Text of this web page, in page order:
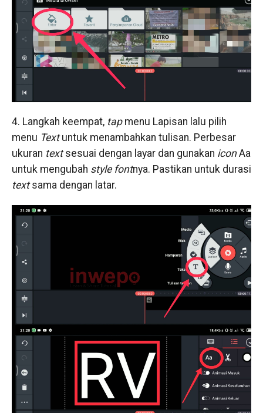
4. Langkah keempat, tapmenu Lapisan lalu pilih
menu Textuntuk menambahkan tulisan. Perbesar
ukuran textsesuai dengan layar dan gunakan iconAa
untuk mengubah style fontnya. Pastikan untuk durasi
textsama dengan latar.